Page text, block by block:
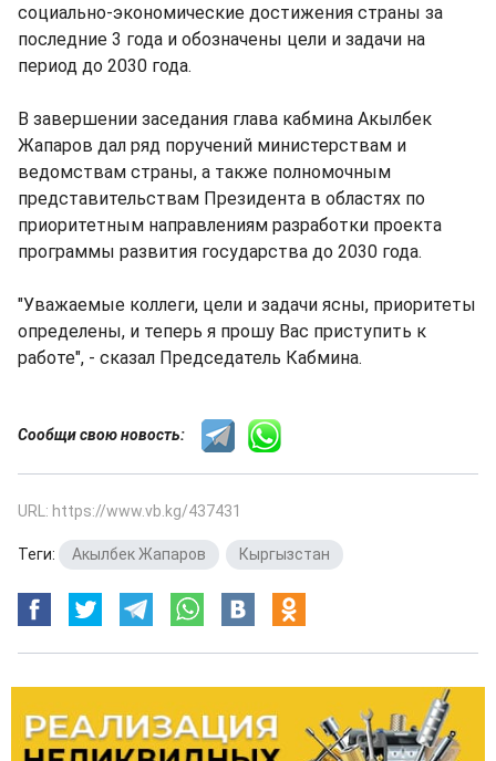
социально-экономические достижения страны за
последние 3 года и обозначены цели и задачи на
период до 2030 года.
В завершении заседания глава кабмина Акылбек
Жапаров дал ряд поручений министерствам и
ведомствам страны, а также полномочным
представительствам Президента в областях по
приоритетным направлениям разработки проекта
программы развития государства до 2030 года.
"Уважаемые коллеги, цели и задачи ясны, приоритеты
определены, и теперь я прошу Вас приступить к
работе", - сказал Председатель Кабмина.
Сообщи свою новость:
URL: https://www.vb.kg/437431
Теги: Акылбек Жапаров Кыргызстан